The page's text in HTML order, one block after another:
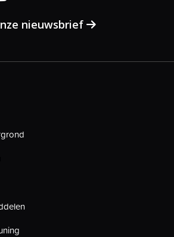
nieuwsbrief